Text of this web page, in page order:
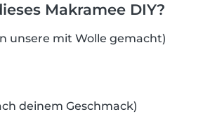
Makramee DIY?
unsere mit Wolle gemacht)
deinem Geschmack)